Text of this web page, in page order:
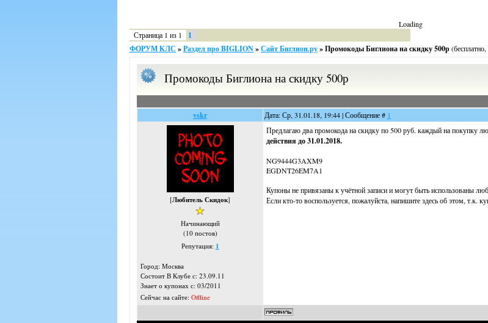
Loading
Страница 1 из 1
1
ФОРУМ КЛС »Раздел про BIGLION»Сайт Биглион.ру»Промокоды Биглиона на скидку 500р
Промокоды Биглиона на скидку 500р
vskr Дата: Ср, 31.01.18, 19:44 | Сообщение # 1
[Любитель Скидок]
Начинающий
(10 постов)
Репутация: 1
Город: Москва
Состоит В Клубе с: 23.09.11
Знает о купонах с: 03/2011
Сейчас на сайте: Offline
Предлагаю два промокода на скидку по 500 руб. каждый на покупку
действия до 31.01.2018.
NG9444G3AXM9
EGDNT26EM7A1
Купоны не привязаны к учётной записи и могут быть использованы
Если кто-то воспользуется, пожалуйста, напишите здесь об этом, т.к.